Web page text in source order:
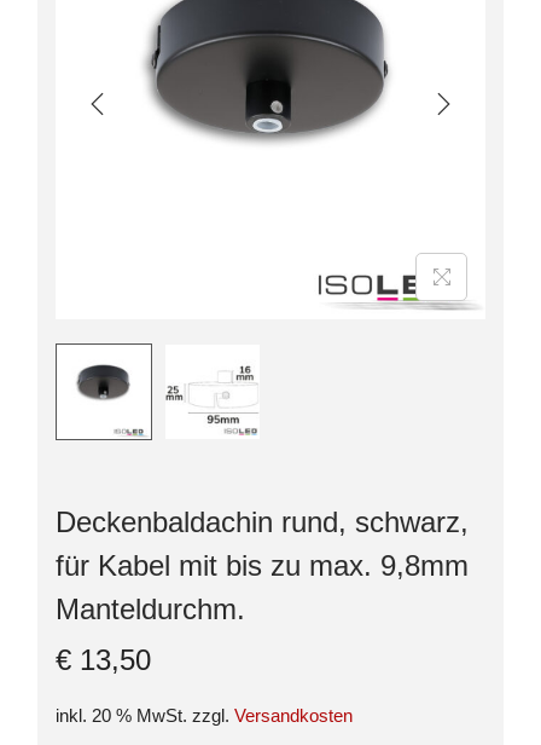
Deckenbaldachin rund, schwarz,
für Kabel mit bis zu max. 9,8mm
Manteldurchm.
€ 13,50
inkl. 20 % MwSt. zzgl. Versandkosten